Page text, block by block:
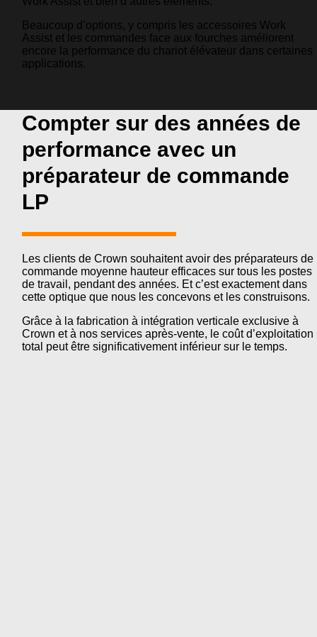
Beaucoup d’options, y compris les accessoires Work
Assist et les commandes face aux fourches améliorent
encore la performance du chariot élévateur dans certaines
applications.
Compter sur des années de
performance avec un
préparateur de commande
LP
Les clients de Crown souhaitent avoir des préparateurs de
commande moyenne hauteur efficaces sur tous les postes
de travail, pendant des années. Et c’est exactement dans
cette optique que nous les concevons et les construisons.
Grâce à la fabrication à intégration verticale exclusive à
Crown et à nos services après-vente, le coût d’exploitation
total peut être significativement inférieur sur le temps.